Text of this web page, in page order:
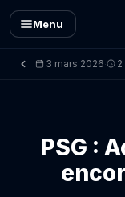
Menu
3 mars 2026· 2
PSG :